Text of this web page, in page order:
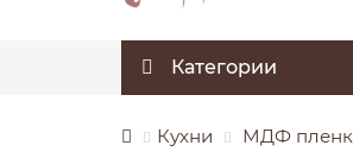
Категории
Кухни МДФ